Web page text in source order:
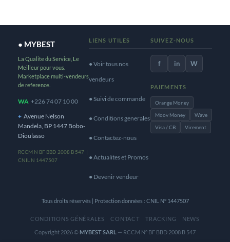
● MYBEST
La Qualite du Service, Le
Meilleur pour vous.
Marketplace multi-vendeurs
de reference.
WA +226 74 07 10 00
+ Avenue Nelson
Mandela, BP 1447 Bobo-
Dioulasso
RCCM N BF BBD 2008 B 547 |
CNIL N 1447507
LIENS UTILES
● Voir tous nos
vendeurs
● Suivi de commande
● Conditions generales
● Contactez-nous
● Actualites et Promos
● Devenir vendeur
SUIVEZ-NOUS
f in W
PAIEMENTS
Orange Money
Moov Money
Wave
Visa / CB
Virement
Tous droits réservés | Protection données : CNIL N° 1447507
CONDITIONS GÉNÉRALES CONTACT TRACKING
NEWS
Copyright 2026 © MYBEST SARL — RCCM N° BF BBD 2008 B 547